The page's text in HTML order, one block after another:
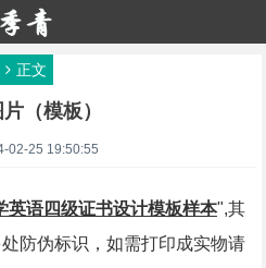
正文
（模板）
02-25 19:50:55
英语四级证书设计模板样本",其
防伪标识，如需打印成实物请